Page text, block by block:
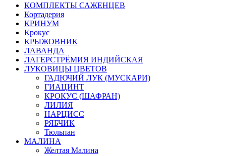
КОМПЛЕКТЫ САЖЕНЦЕВ
Кортадерия
КРИНУМ
Крокус
КРЫЖОВНИК
ЛАВАНДА
ЛАГЕРСТРЁМИЯ ИНДИЙСКАЯ
ЛУКОВИЦЫ ЦВЕТОВ
ГАДЮЧИЙ ЛУК (МУСКАРИ)
ГИАЦИНТ
КРОКУС (ШАФРАН)
ЛИЛИЯ
НАРЦИСС
РЯБЧИК
Тюльпан
МАЛИНА
Желтая Малина